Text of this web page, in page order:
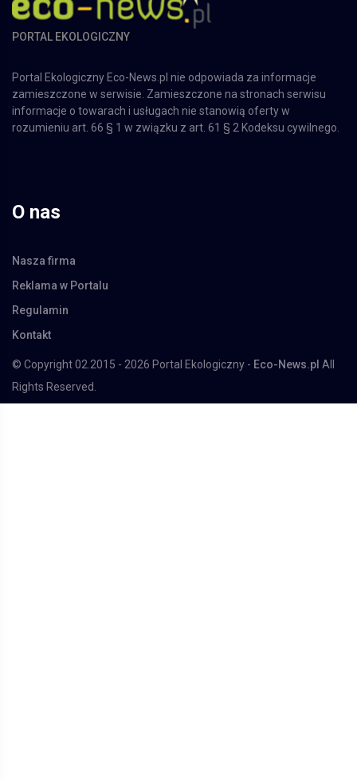
PORTAL EKOLOGICZNY
Portal Ekologiczny Eco-News.pl nie odpowiada za informacje
zamieszczone w serwisie. Zamieszczone na stronach serwisu
informacje o towarach i usługach nie stanowią oferty w
rozumieniu art. 66 § 1 w związku z art. 61 § 2 Kodeksu cywilnego.
O nas
Nasza firma
Reklama w Portalu
Regulamin
Kontakt
© Copyright 02.2015 - 2026 Portal Ekologiczny - Eco-News.pl All
Rights Reserved.